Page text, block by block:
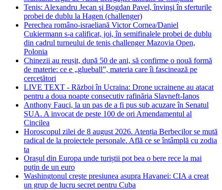
Tenis: Alexandru Jecan şi Bogdan Pavel, învinşi în sferturile
probei de dublu la Hagen (challenger)
Perechea româno-israeliană Victor Cornea/Daniel
Cukiermann s-a calificat, joi, în semifinalele probei de dublu
din cadrul turneului de tenis challenger Mazovia Open,
Polonia
Chinezii au reușit, după 50 de ani, să confirme o nouă formă
de materie: ce e „glueball”, materia care îi fascinează pe
cercetători
LIVE TEXT - Război în Ucraina: Drone ucrainene au atacat
pentru a doua noapte consecutiv rafinăria Slavneft-Ianos
Anthony Fauci, la un pas de a fi pus sub acuzare în Senatul
SUA. A invocat de peste 100 de ori Amendamentul al
Cincilea
Horoscopul zilei de 8 august 2026. Atenția Berbecilor se mută
radical de la proiectele personale. Află ce se întâmplă cu zodia
ta
Orașul din Europa unde turiștii pot bea o bere rece la mai
puțin de un euro
Washingtonul creşte presiunea asupra Havanei: CIA a creat
un grup de lucru secret pentru Cuba